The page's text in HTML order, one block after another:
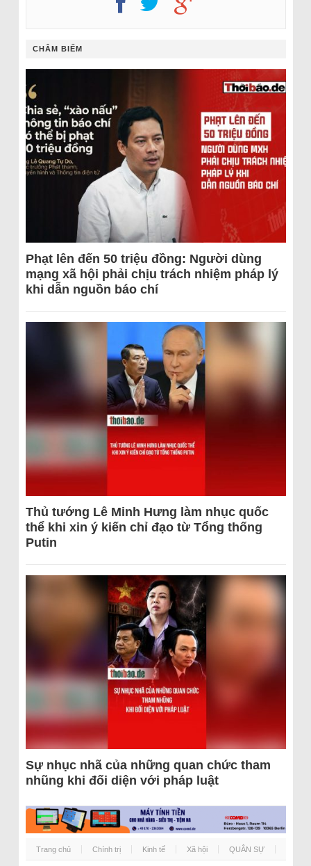
CHÂM BIẾM
Phạt lên đến 50 triệu đồng: Người dùng
mạng xã hội phải chịu trách nhiệm pháp lý
khi dẫn nguồn báo chí
Thủ tướng Lê Minh Hưng làm nhục quốc
thể khi xin ý kiến chỉ đạo từ Tổng thống
Putin
Sự nhục nhã của những quan chức tham
nhũng khi đối diện với pháp luật
Trang chủ Chính trị Kinh tế Xã hội QUÂN SỰ